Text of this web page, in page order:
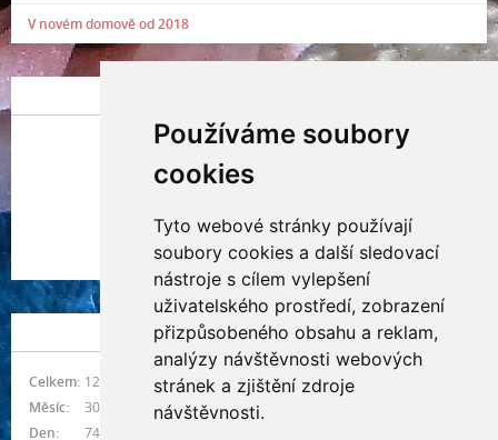
Používáme soubory
cookies
Tyto webové stránky používají
soubory cookies a další sledovací
nástroje s cílem vylepšení
uživatelského prostředí, zobrazení
přizpůsobeného obsahu a reklam,
analýzy návštěvnosti webových
stránek a zjištění zdroje
návštěvnosti.
V novém domově od 2018
Indianna Ryve
Nostra, CZ
NÁVŠTĚVNOST
Celkem: 1217842
Měsíc:
30484
Den:
747